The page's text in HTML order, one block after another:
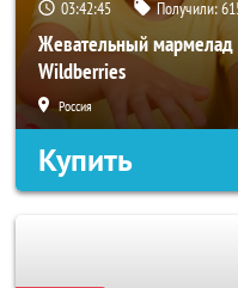
03:42:42 Получили:
Жевательный мармелад
Wildberries
Россия
Купить